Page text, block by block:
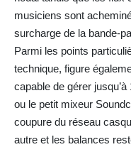
musiciens sont
surcharge de la bande-
Parmi les points
technique, figure
capable de gérer
ou le petit mixeur
coupure du réseau
autre et les balances